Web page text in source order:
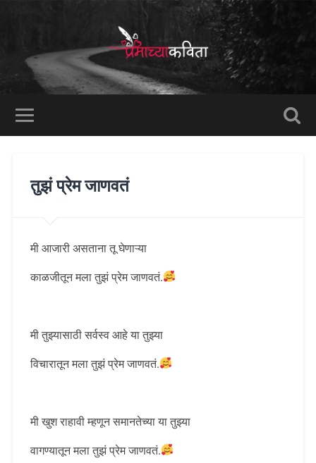
तुझं प्रेम जाणवतं
मी आजारी असताना तू घेणाऱ्या
काळजीतून मला तुझं प्रेम जाणवतं.
मी तुझ्यासाठी सर्वस्व आहे या तुझ्या
विचारातून मला तुझं प्रेम जाणवतं.
मी खुश राहावी म्हणून समानतेच्या या तुझ्या
वागण्यातून मला तुझं प्रेम जाणवतं.